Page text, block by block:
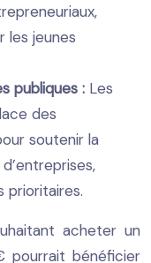
les jeunes
publiques : Les
des
soutenir la
prioritaires.
acheter un
bénéficier